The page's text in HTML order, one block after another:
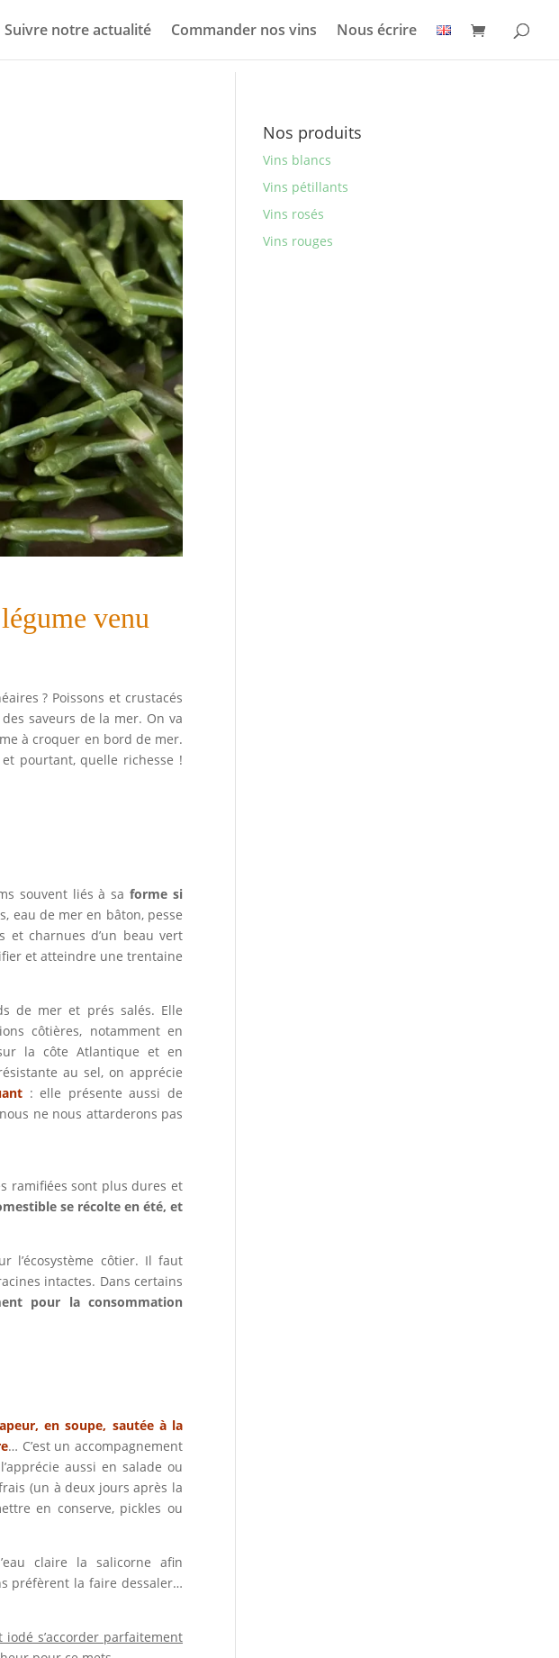
Suivre notre actualité Commander nos vins Nous écrire
venu
? Poissons et crustacés
saveurs de la mer. On va
à croquer en bord de mer.
pourtant, quelle richesse !
souvent liés à saforme si
eau de mer en bâton, pesse
et charnues d’un beau vert
et atteindre une trentaine
de mer et prés salés. Elle
côtières, notamment en
la côte Atlantique et en
au sel, on apprécie
: elle présente aussi de
ne nous attarderons pas
ramifiées sont plus dures et
se récolte en été, et
l’écosystème côtier. Il faut
intactes. Dans certains
pour la consommation
en soupe, sautée à la
… C’est un accompagnement
aussi en salade ou
(un à deux jours après la
en conserve, pickles ou
claire la salicorne afin
préfèrent la faire dessaler…
s’accorder parfaitement
Nos produits
Vins blancs
Vins pétillants
Vins rosés
Vins rouges